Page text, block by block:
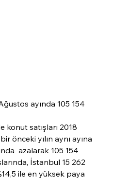
ayında 105 154
konut satışları 2018
önceki yılın aynı ayına
azalarak 105 154
İstanbul 15 262
ile en yüksek paya